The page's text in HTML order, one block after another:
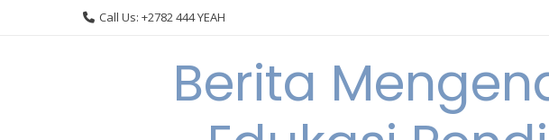
Call Us: +2782 444 YEAH
Berita